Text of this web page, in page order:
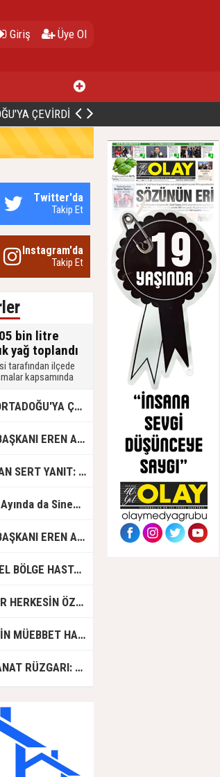
Giriş Üye Ol
NEDEN GÖRMEDİNİZ?
Twitter'da
Takip Et
Instagram'da
Takip Et
bin litre
yağ toplandı
tarafından ilçede
kapsamında
okul, mahalle
getirme merkezi,
üretiminde
geri dönüşüme
ÇEVİRDİ
SORULAR: "O ZAMAN NEDEN GÖRMEDİNİZ?
VE HIRSIN TUTARSIZLIKLAR MANZUMESİ"
Sinemaya Doyacak
VEKİLİ NURİ ASLAN'A SERT CEVAP
ÇALIŞMAYA BAŞLADI
ÖZGÜRLÜĞÜ"
HAPİS CEZASI İSTENDİ!
TUZLA İÇİN SÖYLENDİ